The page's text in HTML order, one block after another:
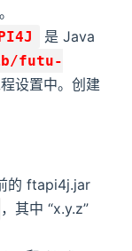
是 Java
futu-
设置中。创建
的 ftapi4j.jar
，其中 “x.y.z”